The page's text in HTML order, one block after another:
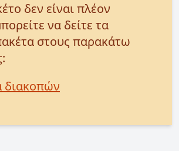
δεν είναι πλέον
να δείτε τα
στους παρακάτω
διακοπών